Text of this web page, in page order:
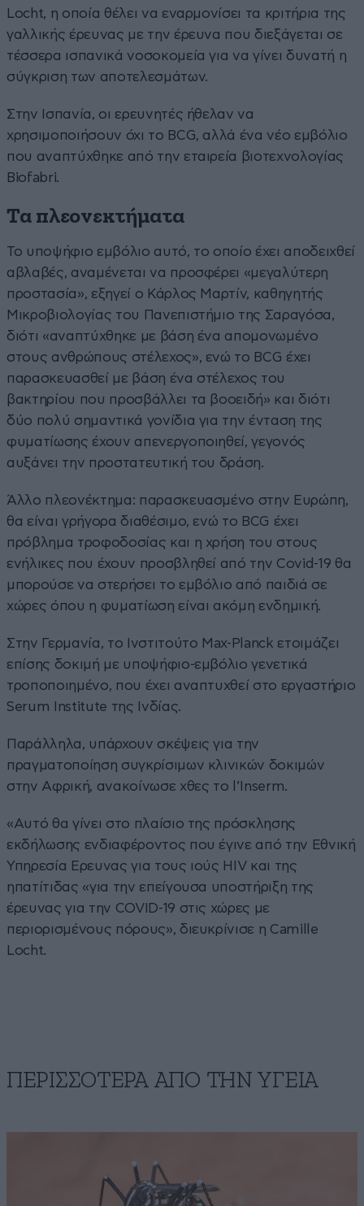
Locht, η οποία θέλει να εναρμονίσει τα κριτήρια της
γαλλικής έρευνας με την έρευνα που διεξάγεται σε
τέσσερα ισπανικά νοσοκομεία για να γίνει δυνατή η
σύγκριση των αποτελεσμάτων.
Στην Ισπανία, οι ερευνητές ήθελαν να
χρησιμοποιήσουν όχι το BCG, αλλά ένα νέο εμβόλιο
που αναπτύχθηκε από την εταιρεία βιοτεχνολογίας
Biofabri.
Τα πλεονεκτήματα
Το υποψήφιο εμβόλιο αυτό, το οποίο έχει αποδειχθεί
αβλαβές, αναμένεται να προσφέρει «μεγαλύτερη
προστασία», εξηγεί ο Κάρλος Μαρτίν, καθηγητής
Μικροβιολογίας του Πανεπιστήμιο της Σαραγόσα,
διότι «αναπτύχθηκε με βάση ένα απομονωμένο
στους ανθρώπους στέλεχος», ενώ το BCG έχει
παρασκευασθεί με βάση ένα στέλεχος του
βακτηρίου που προσβάλλει τα βοοειδή» και διότι
δύο πολύ σημαντικά γονίδια για την ένταση της
φυματίωσης έχουν απενεργοποιηθεί, γεγονός
αυξάνει την προστατευτική του δράση.
Άλλο πλεονέκτημα: παρασκευασμένο στην Ευρώπη,
θα είναι γρήγορα διαθέσιμο, ενώ το BCG έχει
πρόβλημα τροφοδοσίας και η χρήση του στους
ενήλικες που έχουν προσβληθεί από την Covid-19 θα
μπορούσε να στερήσει το εμβόλιο από παιδιά σε
χώρες όπου η φυματίωση είναι ακόμη ενδημική.
Στην Γερμανία, το Ινστιτούτο Max-Planck ετοιμάζει
επίσης δοκιμή με υποψήφιο-εμβόλιο γενετικά
τροποποιημένο, που έχει αναπτυχθεί στο εργαστήριο
Serum Institute της Ινδίας.
Παράλληλα, υπάρχουν σκέψεις για την
πραγματοποίηση συγκρίσιμων κλινικών δοκιμών
στην Αφρική, ανακοίνωσε χθες το l’Inserm.
«Αυτό θα γίνει στο πλαίσιο της πρόσκλησης
εκδήλωσης ενδιαφέροντος που έγινε από την Εθνική
Υπηρεσία Ερευνας για τους ιούς HIV και της
ηπατίτιδας «για την επείγουσα υποστήριξη της
έρευνας για την COVID-19 στις χώρες με
περιορισμένους πόρους», διευκρίνισε η Camille
Locht.
ΠΕΡΙΣΣΟΤΕΡΑ ΑΠΟ ΤΗΝ ΥΓΕΙΑ